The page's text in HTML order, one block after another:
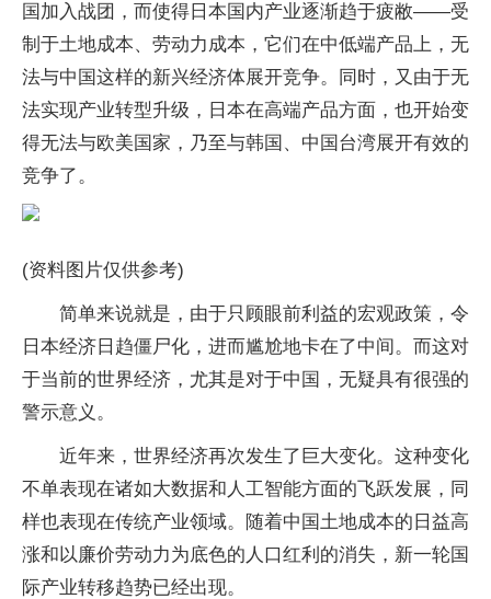
国加入战团，而使得日本国内产业逐渐趋于疲敝——受
制于土地成本、劳动力成本，它们在中低端产品上，无
法与中国这样的新兴经济体展开竞争。同时，又由于无
法实现产业转型升级，日本在高端产品方面，也开始变
得无法与欧美国家，乃至与韩国、中国台湾展开有效的
竞争了。
(资料图片仅供参考)
简单来说就是，由于只顾眼前利益的宏观政策，令
日本经济日趋僵尸化，进而尴尬地卡在了中间。而这对
于当前的世界经济，尤其是对于中国，无疑具有很强的
警示意义。
近年来，世界经济再次发生了巨大变化。这种变化
不单表现在诸如大数据和人工智能方面的飞跃发展，同
样也表现在传统产业领域。随着中国土地成本的日益高
涨和以廉价劳动力为底色的人口红利的消失，新一轮国
际产业转移趋势已经出现。